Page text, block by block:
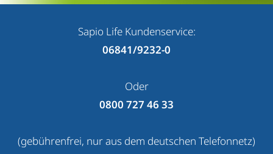
Sapio Life Kundenservice:
06841/9232-0
Oder
0800 727 46 33
(gebührenfrei, nur aus dem deutschen Telefonnetz)